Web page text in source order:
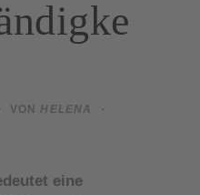
VON
HELENA
eine